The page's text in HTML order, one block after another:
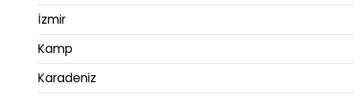
İzmir
Kamp
Karadeniz